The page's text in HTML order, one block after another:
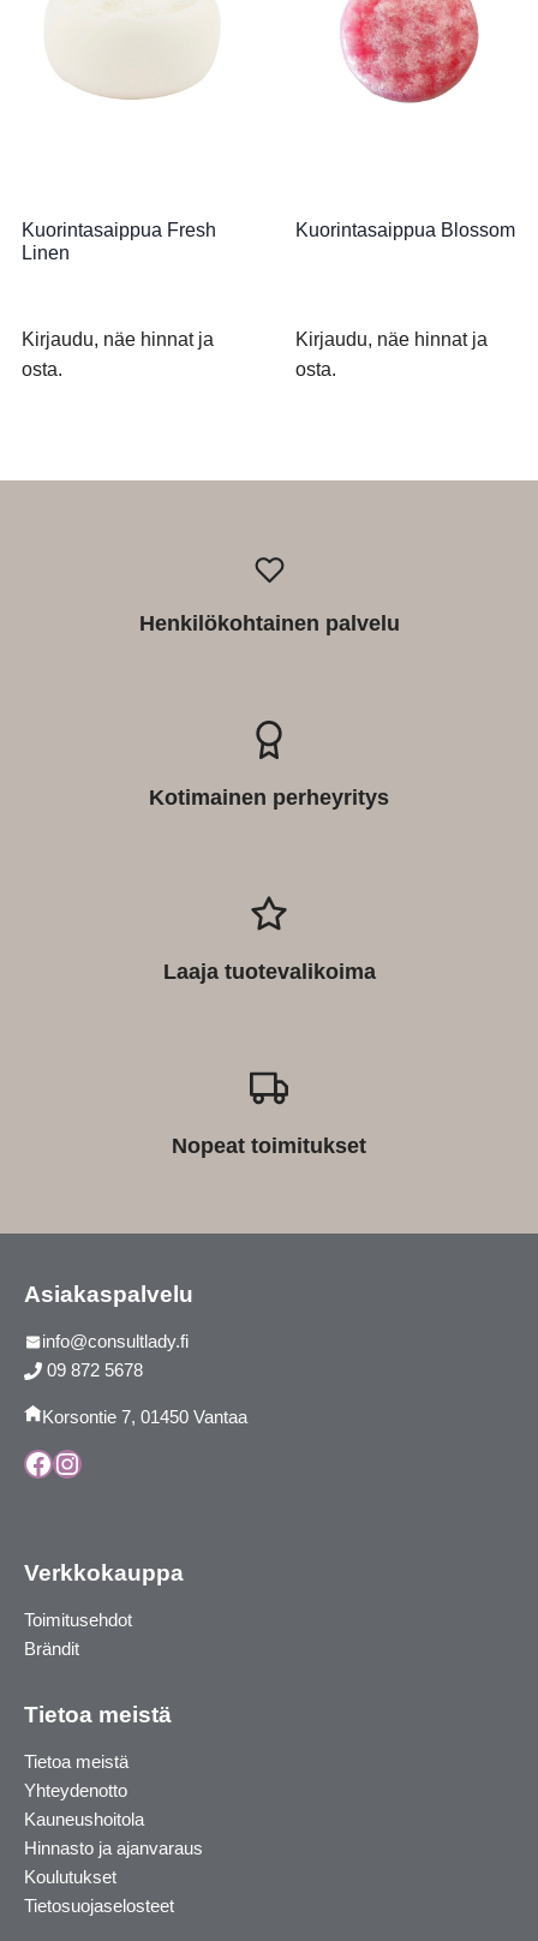
Kuorintasaippua Fresh
Linen
Kirjaudu, näe hinnat ja
osta.
Kuorintasaippua Blossom
Kirjaudu, näe hinnat ja
osta.
Henkilökohtainen palvelu
Kotimainen perheyritys
Laaja tuotevalikoima
Nopeat toimitukset
Asiakaspalvelu
info@consultlady.fi
09 872 5678
Korsontie 7, 01450 Vantaa
Facebook
Instagram
Verkkokauppa
Toimitusehdot
Brändit
Tietoa meistä
Tietoa meistä
Yhteydenotto
Kauneushoitola
Hinnasto ja ajanvaraus
Koulutukset
Tietosuojaselosteet